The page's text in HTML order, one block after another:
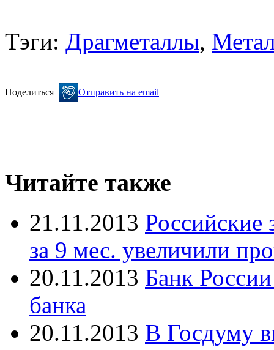
Тэги: Драгметаллы,
Поделиться Отправить на email
Читайте также
21.11.2013
за 9 мес. увеличили
20.11.2013 Банк
банка
20.11.2013 В Госдуму